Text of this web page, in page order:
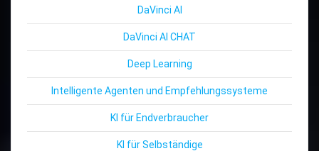
DaVinci AI
DaVinci AI CHAT
Deep Learning
Intelligente Agenten und Empfehlungssysteme
KI für Endverbraucher
KI für Selbständige